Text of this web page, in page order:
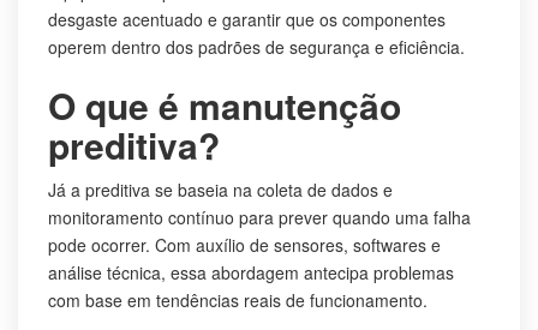
desgaste acentuado e garantir que os componentes
operem dentro dos padrões de segurança e eficiência.
O que é manutenção
preditiva?
Já a preditiva se baseia na coleta de dados e
monitoramento contínuo para prever quando uma falha
pode ocorrer. Com auxílio de sensores, softwares e
análise técnica, essa abordagem antecipa problemas
com base em tendências reais de funcionamento.